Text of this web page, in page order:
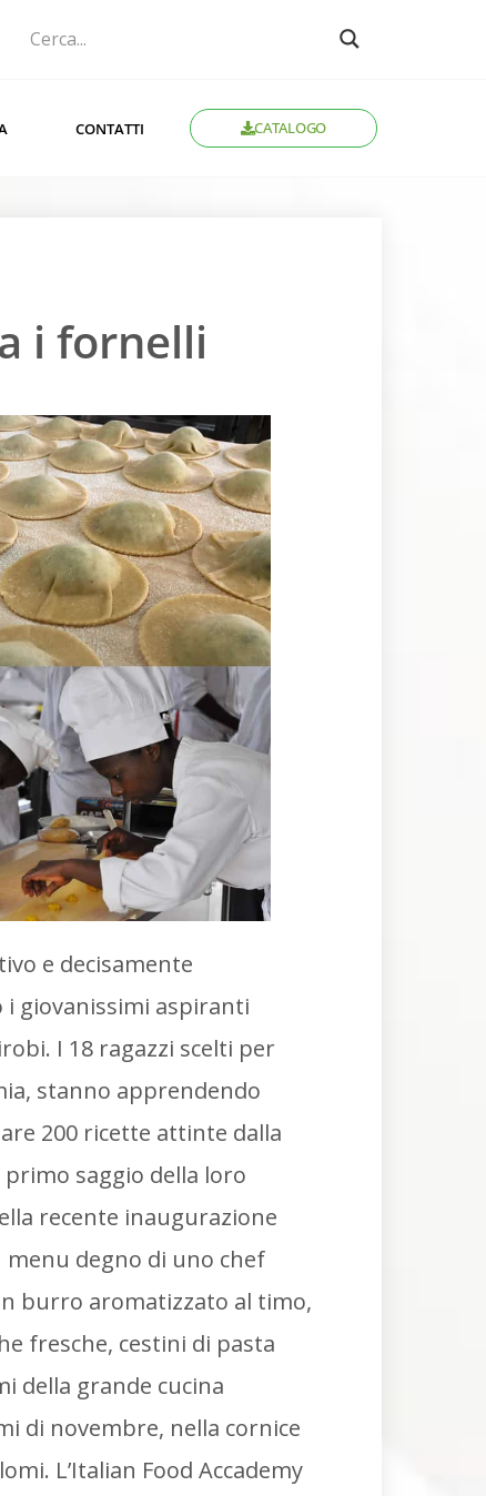
CONTATTI CATALOGO
i fornelli
e decisamente
giovanissimi aspiranti
I 18 ragazzi scelti per
stanno apprendendo
200 ricette attinte dalla
saggio della loro
recente inaugurazione
menu degno di uno chef
burro aromatizzato al timo,
fresche, cestini di pasta
della grande cucina
di novembre, nella cornice
L’Italian Food Accademy